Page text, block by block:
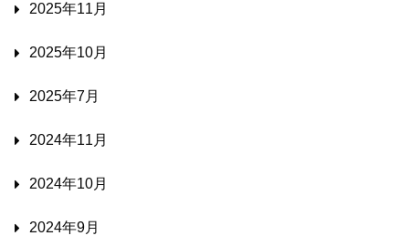
2025年11月
2025年10月
2025年7月
2024年11月
2024年10月
2024年9月